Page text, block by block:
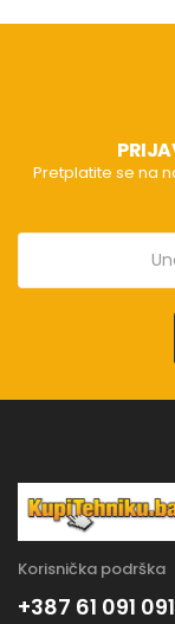
Pretplatite se na
Korisnička podrška
+387 61 091 091